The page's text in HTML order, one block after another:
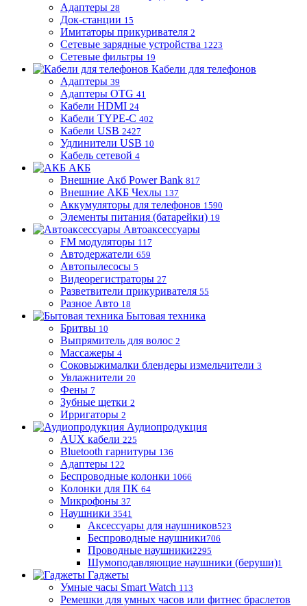
Адаптеры 28
Док-станции 15
Имитаторы прикуривателя 2
Сетевые зарядные устройства 1223
Сетевые фильтры 19
Кабели для телефонов
Адаптеры 39
Адаптеры OTG 41
Кабели HDMI 24
Кабели TYPE-C 402
Кабели USB 2427
Удлинители USB 10
Кабель сетевой 4
АКБ
Внешние Акб Power Bank 817
Внешние АКБ Чехлы 137
Аккумуляторы для телефонов 1590
Элементы питания (батарейки) 19
Автоаксессуары
FM модуляторы 117
Автодержатели 659
Автопылесосы 5
Видеорегистраторы 27
Разветвители прикуривателя 55
Разное Авто 18
Бытовая техника
Бритвы 10
Выпрямитель для волос 2
Массажеры 4
Соковыжималки блендеры измельчители 3
Увлажнители 20
Фены 7
Зубные щетки 2
Ирригаторы 2
Аудиопродукция
AUX кабели 225
Bluetooth гарнитуры 136
Адаптеры 122
Беспроводные колонки 1066
Колонки для ПК 64
Микрофоны 37
Наушники 3541
Аксессуары для наушников523
Беспроводные наушники706
Проводные наушники2295
Шумоподавляющие наушники (беруши)1
Гаджеты
Умные часы Smart Watch 113
Ремешки для умных часов или фитнес браслетов